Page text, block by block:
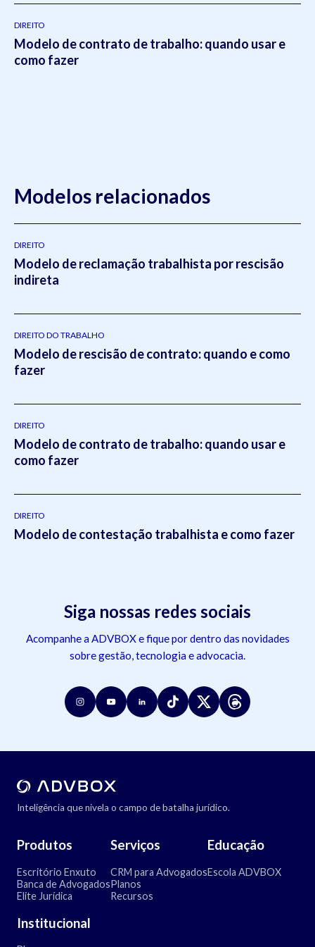
DIREITO
Modelo de contrato de trabalho: quando usar e
como fazer
Modelos relacionados
DIREITO
Modelo de reclamação trabalhista por rescisão
indireta
DIREITO DO TRABALHO
Modelo de rescisão de contrato: quando e como
fazer
DIREITO
Modelo de contrato de trabalho: quando usar e
como fazer
DIREITO
Modelo de contestação trabalhista e como fazer
Siga nossas redes sociais
Acompanhe a ADVBOX e fique por dentro das novidades
sobre gestão, tecnologia e advocacia.
Inteligência que nivela o campo de batalha jurídico.
Produtos
Escritório Enxuto
Banca de Advogados
Elite Jurídica
Serviços
CRM para Advogados
Planos
Recursos
Educação
Escola ADVBOX
Institucional